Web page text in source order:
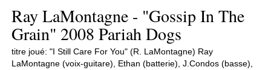
Ray LaMontagne - "Gossip In The
Grain" 2008 Pariah Dogs
titre joué: "I Still Care For You" (R. LaMontagne) Ray
LaMontagne (voix-guitare), Ethan (batterie), J.Condos (basse),